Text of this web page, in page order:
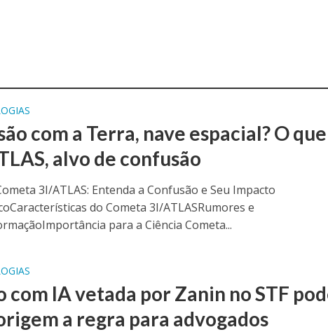
com a Terra, nave espacial? O
alvo de confusão
3I/ATLAS: Entenda a Confusão e Seu Impacto
do Cometa 3I/ATLASRumores e
para a Ciência Cometa...
com IA vetada por Zanin no STF
a regra para advogados